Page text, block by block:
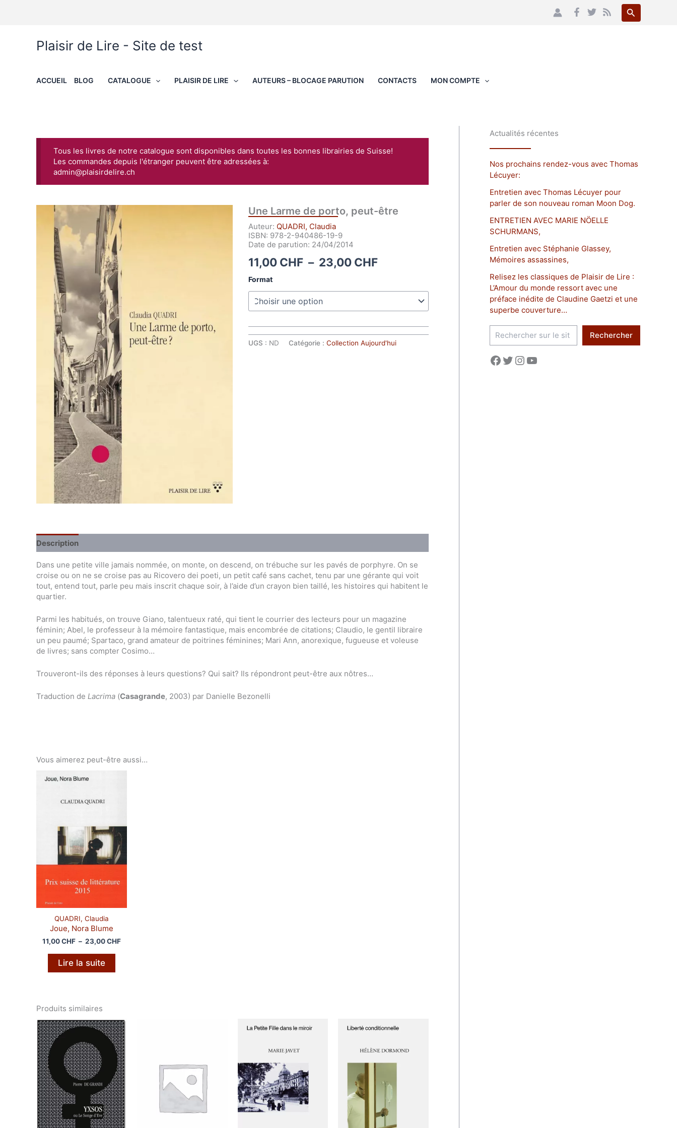
Plaisir de Lire - Site de test
ACCUEIL BLOG CATALOGUE PLAISIR DE LIRE AUTEURS – BLOCAGE PARUTION CONTACTS MON COMPTE
Tous les livres de notre catalogue sont disponibles dans toutes les bonnes librairies de Suisse!
Les commandes depuis l'étranger peuvent être adressées à:
admin@plaisirdelire.ch
Une Larme de porto, peut-être
Auteur: QUADRI, Claudia
ISBN: 978-2-940486-19-9
Date de parution: 24/04/2014
11,00 CHF – 23,00 CHFPlage
prix :
11,00 CHF
à
23,00 CHF
Format
UGS : ND Catégorie : Collection Aujourd'hui
Description
Dans une petite ville jamais nommée, on monte, on descend, on trébuche sur les pavés de porphyre. On se
croise ou on ne se croise pas au Ricovero dei poeti, un petit café sans cachet, tenu par une gérante qui voit
tout, entend tout, parle peu mais inscrit chaque soir, à l’aide d’un crayon bien taillé, les histoires qui habitent le
quartier.
Parmi les habitués, on trouve Giano, talentueux raté, qui tient le courrier des lecteurs pour un magazine
féminin; Abel, le professeur à la mémoire fantastique, mais encombrée de citations; Claudio, le gentil libraire
un peu paumé; Spartaco, grand amateur de poitrines féminines; Mari Ann, anorexique, fugueuse et voleuse
de livres; sans compter Cosimo…
Trouveront-ils des réponses à leurs questions? Qui sait? Ils répondront peut-être aux nôtres…
Traduction de Lacrima (Casagrande, 2003) par Danielle Bezonelli
Vous aimerez peut-être aussi…
QUADRI, Claudia
Joue, Nora Blume
11,00CHF – 23,00CHFPlage
Lire la suite
Produits similaires
Actualités récentes
Nos prochains rendez-vous avec Thomas
Lécuyer:
Entretien avec Thomas Lécuyer pour
parler de son nouveau roman Moon Dog.
ENTRETIEN AVEC MARIE NÖELLE
SCHURMANS,
Entretien avec Stéphanie Glassey,
Mémoires assassines,
Relisez les classiques de Plaisir de Lire :
L’Amour du monde ressort avec une
préface inédite de Claudine Gaetzi et une
superbe couverture…
h
Rechercher
Facebook Twitter Instagram YouTube